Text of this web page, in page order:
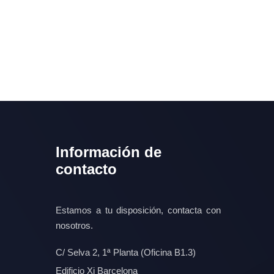
Información de
contacto
Estamos a tu disposición, contacta con
nosotros.
C/ Selva 2, 1ª Planta (Oficina B1.3)
Edificio Xi Barcelona